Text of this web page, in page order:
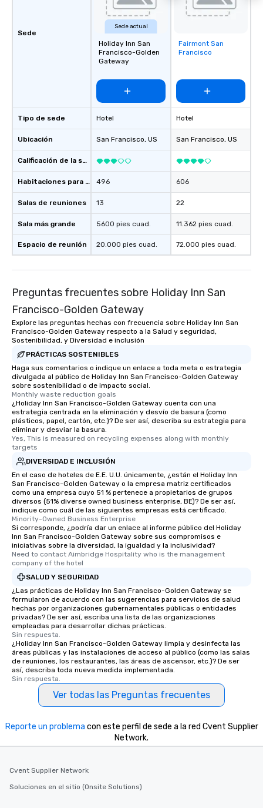
Sede
Tipo de sede
Ubicación
Calificación de la sede
Habitaciones para huéspedes
Salas de reuniones
Sala más grande
Espacio de reunión
Sede actual
Holiday Inn San
Francisco-Golden
Gateway
Hotel
San Francisco, US
496
13
5600 pies cuad.
20.000 pies cuad.
Removed from
favorites
Fairmont San
Francisco
Hotel
San Francisco, US
606
22
11.362 pies cuad.
72.000 pies cuad.
Preguntas frecuentes sobre Holiday Inn San
Francisco-Golden Gateway
Explore las preguntas hechas con frecuencia sobre Holiday Inn San
Francisco-Golden Gateway respecto a la Salud y seguridad,
Sostenibilidad, y Diversidad e inclusión
PRÁCTICAS SOSTENIBLES
Haga sus comentarios o indique un enlace a toda meta o estrategia
divulgada al público de Holiday Inn San Francisco-Golden Gateway
sobre sostenibilidad o de impacto social.
Monthly waste reduction goals
¿Holiday Inn San Francisco-Golden Gateway cuenta con una
estrategia centrada en la eliminación y desvío de basura (como
plásticos, papel, cartón, etc.)? De ser así, describa su estrategia para
eliminar y desviar la basura.
Yes, This is measured on recycling expenses along with monthly
targets
DIVERSIDAD E INCLUSIÓN
En el caso de hoteles de E.E. U.U. únicamente, ¿están el Holiday Inn
San Francisco-Golden Gateway o la empresa matriz certificados
como una empresa cuyo 51 % pertenece a propietarios de grupos
diversos (51% diverse owned business enterprise, BE)? De ser así,
indique como cuál de las siguientes empresas está certificado.
Minority-Owned Business Enterprise
Si corresponde, ¿podría dar un enlace al informe público del Holiday
Inn San Francisco-Golden Gateway sobre sus compromisos e
iniciativas sobre la diversidad, la igualdad y la inclusividad?
Need to contact Aimbridge Hospitality who is the management
company of the hotel
SALUD Y SEGURIDAD
¿Las prácticas de Holiday Inn San Francisco-Golden Gateway se
formularon de acuerdo con las sugerencias para servicios de salud
hechas por organizaciones gubernamentales públicas o entidades
privadas? De ser así, escriba una lista de las organizaciones
empleadas para desarrollar dichas prácticas.
Sin respuesta.
¿Holiday Inn San Francisco-Golden Gateway limpia y desinfecta las
áreas públicas y las instalaciones de acceso al público (como las salas
de reuniones, los restaurantes, las áreas de ascensor, etc.)? De ser
así, describa toda nueva medida implementada.
Sin respuesta.
Ver todas las Preguntas frecuentes
Reporte un problema con este perfil de sede a la red Cvent Supplier
Network.
Cvent Supplier Network
Soluciones en el sitio (Onsite Solutions)